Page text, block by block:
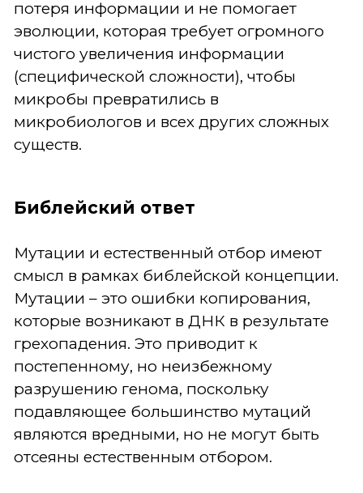
потеря информации и не помогает
эволюции, которая требует огромного
чистого увеличения информации
(специфической сложности), чтобы
микробы превратились в
микробиологов и всех других сложных
существ.
Библейский ответ
Мутации и естественный отбор имеют
смысл в рамках библейской концепции.
Мутации – это ошибки копирования,
которые возникают в ДНК в результате
грехопадения. Это приводит к
постепенному, но неизбежному
разрушению генома, поскольку
подавляющее большинство мутаций
являются вредными, но не могут быть
отсеяны естественным отбором.